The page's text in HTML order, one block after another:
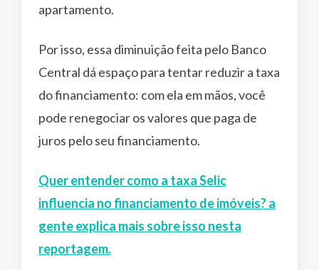
apartamento.
Por isso, essa diminuição feita pelo Banco
Central dá espaço para tentar reduzir a taxa
do financiamento: com ela em mãos, você
pode renegociar os valores que paga de
juros pelo seu financiamento.
Quer entender como a taxa Selic
influencia no financiamento de imóveis? a
gente explica mais sobre isso nesta
reportagem.